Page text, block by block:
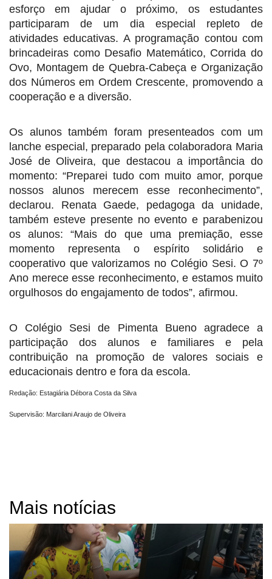
esforço em ajudar o próximo, os estudantes
participaram de um dia especial repleto de
atividades educativas. A programação contou com
brincadeiras como Desafio Matemático, Corrida do
Ovo, Montagem de Quebra-Cabeça e Organização
dos Números em Ordem Crescente, promovendo a
cooperação e a diversão.
Os alunos também foram presenteados com um
lanche especial, preparado pela colaboradora Maria
José de Oliveira, que destacou a importância do
momento: “Preparei tudo com muito amor, porque
nossos alunos merecem esse reconhecimento”,
declarou. Renata Gaede, pedagoga da unidade,
também esteve presente no evento e parabenizou
os alunos: “Mais do que uma premiação, esse
momento representa o espírito solidário e
cooperativo que valorizamos no Colégio Sesi. O 7º
Ano merece esse reconhecimento, e estamos muito
orgulhosos do engajamento de todos”, afirmou.
O Colégio Sesi de Pimenta Bueno agradece a
participação dos alunos e familiares e pela
contribuição na promoção de valores sociais e
educacionais dentro e fora da escola.
Redação: Estagiária Débora Costa da Silva
Supervisão: Marcilani Araujo de Oliveira
Mais notícias